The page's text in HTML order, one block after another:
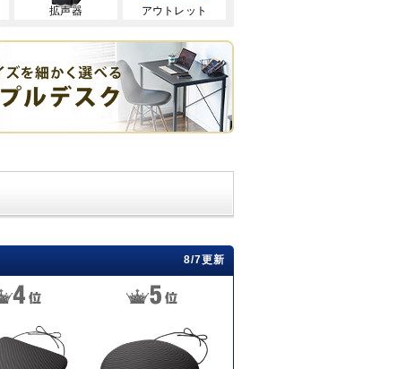
拡声器 アウトレット
8/7更新